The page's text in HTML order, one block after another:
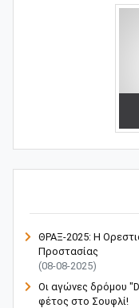
ΘΡΑΞ-2025: Η
Προστασίας
(08-08-2025)
Οι αγώνες δρόμου
φέτος στο Σουφλί!